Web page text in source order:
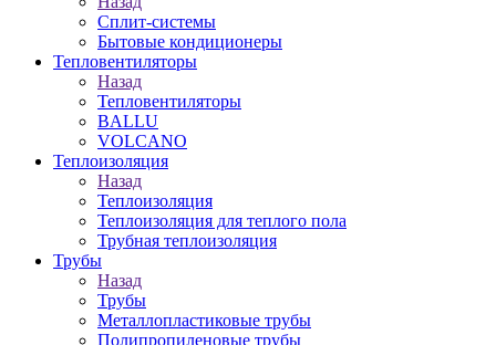
Сплит-системы
Бытовые кондиционеры
Тепловентиляторы
Назад
Тепловентиляторы
BALLU
VOLCANO
Теплоизоляция
Назад
Теплоизоляция
Теплоизоляция для теплого пола
Трубная теплоизоляция
Трубы
Назад
Трубы
Металлопластиковые трубы
Полипропиленовые трубы